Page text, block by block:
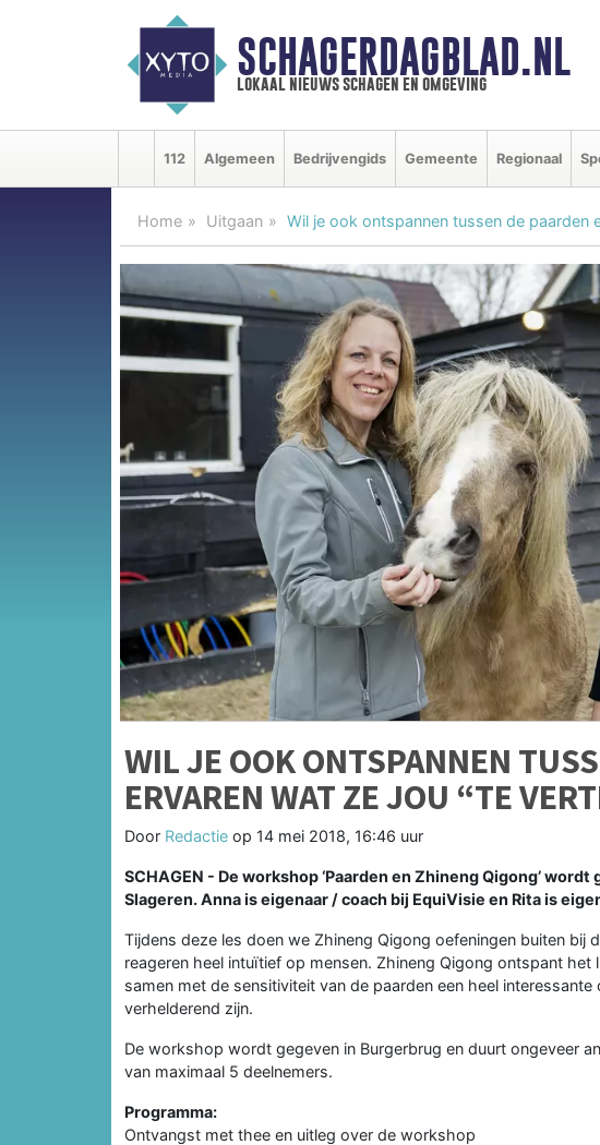
SCHAGERDAGBLAD.NL
lokaal nieuws schagen en omgeving
112 Algemeen Bedrijvengids Gemeente Regionaal
Home Uitgaan Wil je ook ontspannen tussen de paarden
WIL JE OOK ONTSPANNEN
ERVAREN WAT ZE JOU “TE
Door Redactie op 14 mei 2018, 16:46 uur
SCHAGEN - De workshop ‘Paarden en Zhineng Qigong’
Slageren. Anna is eigenaar / coach bij EquiVisie en Rita is
Tijdens deze les doen we Zhineng Qigong oefeningen buiten bij
reageren heel intuïtief op mensen. Zhineng Qigong ontspant
samen met de sensitiviteit van de paarden een heel
verhelderend zijn.
De workshop wordt gegeven in Burgerbrug en duurt ongeveer
van maximaal 5 deelnemers.
Programma:
Ontvangst met thee en uitleg over de workshop